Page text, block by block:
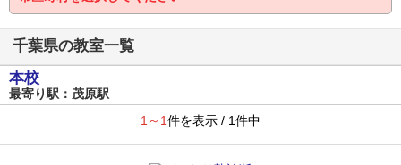
千葉県の教室一覧
本校
最寄り駅：茂原駅
1～1件を表示 / 1件中